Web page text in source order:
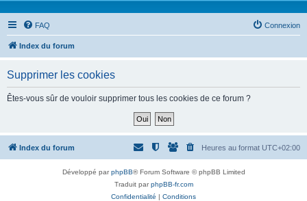
FAQ Connexion
Index du forum
Supprimer les cookies
Êtes-vous sûr de vouloir supprimer tous les cookies de ce forum ?
Index du forum Heures au format UTC+02:00
Développé parphpBB® Forum Software © phpBB Limited
Traduit parphpBB-fr.com
Confidentialité | Conditions